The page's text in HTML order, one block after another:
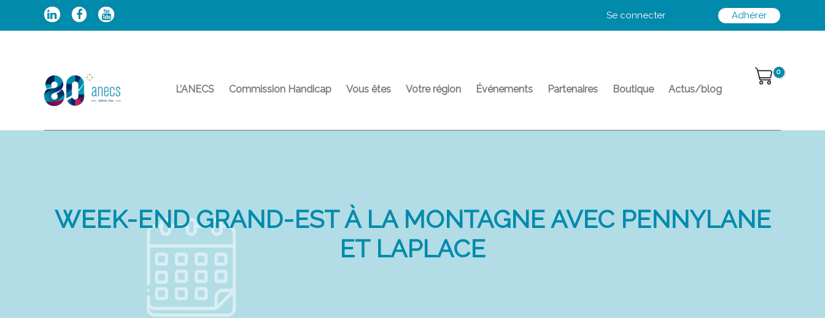
Se connecter Adhérer
L’ANECS Commission Handicap Vous êtes Votre région Événements Partenaires Boutique Actus/blog
WEEK-END GRAND-EST À LA MONTAGNE AVEC PENNYLANE
ET LAPLACE